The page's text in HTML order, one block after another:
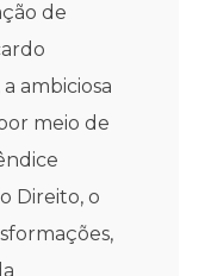
de
ambiciosa
meio de
Direito, o